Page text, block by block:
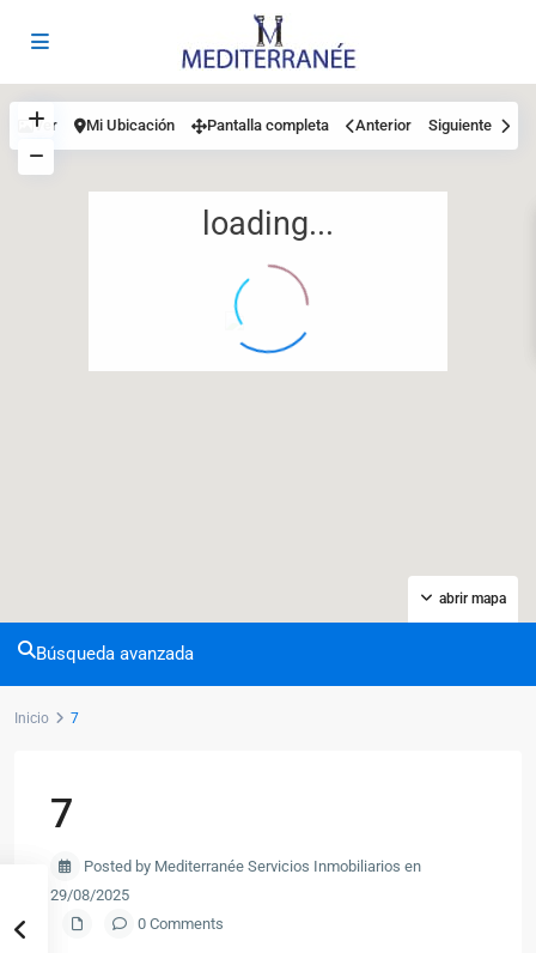
12
loading...
abrir mapa
Ver Mi Ubicación Pantalla completa Anterior Siguiente
Búsqueda avanzada
Inicio 7
7
Posted by Mediterranée Servicios Inmobiliarios en
29/08/2025
0 Comments